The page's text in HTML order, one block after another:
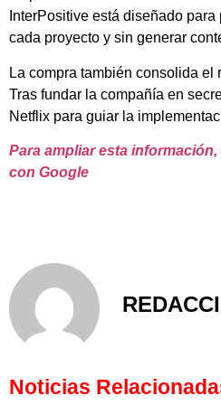
InterPositive está diseñado
cada proyecto y sin generar
La compra también consolida
Tras fundar la compañía en
Netflix para guiar la
Para ampliar esta
con Google
Noticias